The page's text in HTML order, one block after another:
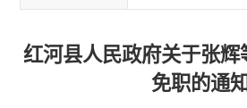
红河县人民政府关于张辉
免职的通知